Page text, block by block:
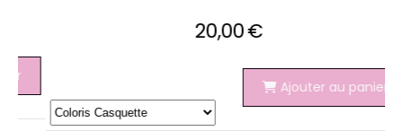
€
Ajouter au panier